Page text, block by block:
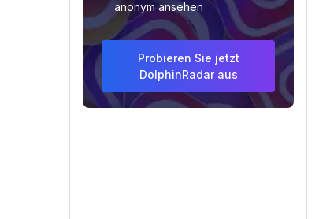
anonym ansehen
Probieren Sie jetzt
DolphinRadar aus